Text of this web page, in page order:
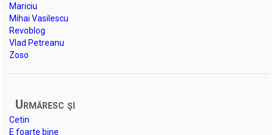
Mariciu
Mihai Vasilescu
Revoblog
Vlad Petreanu
Zoso
Urmăresc şi
Cetin
E foarte bine